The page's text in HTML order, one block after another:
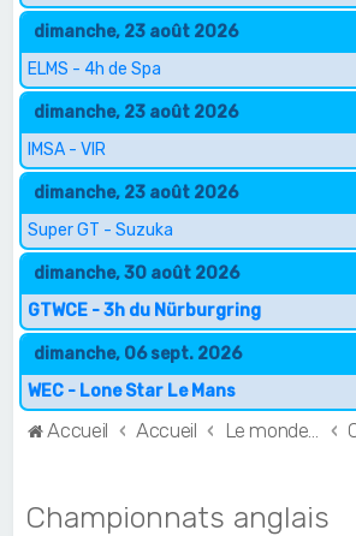
dimanche, 23 août 2026
ELMS - 4h de Spa
dimanche, 23 août 2026
IMSA - VIR
dimanche, 23 août 2026
Super GT - Suzuka
dimanche, 30 août 2026
GTWCE - 3h du Nürburgring
dimanche, 06 sept. 2026
WEC - Lone Star Le Mans
Accueil Accueil
Championnats anglais